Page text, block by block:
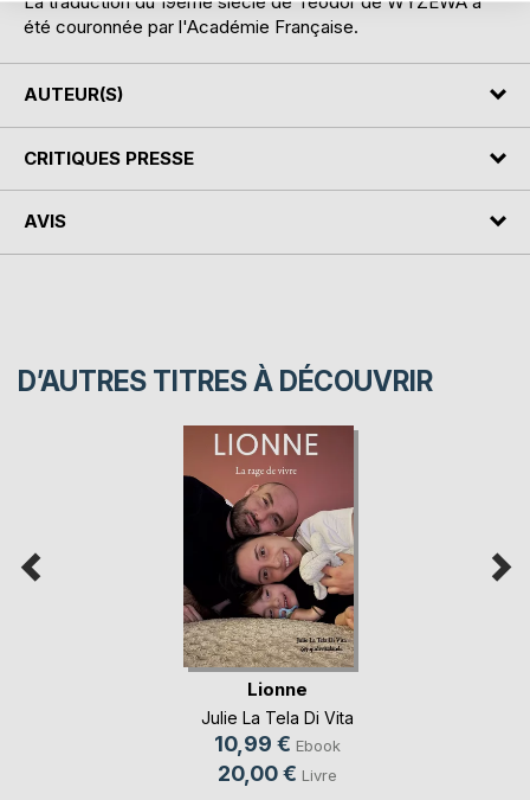
été couronnée par l'Académie Française.
AUTEUR(S)
CRITIQUES PRESSE
AVIS
D’AUTRES TITRES À DÉCOUVRIR
Lionne
Julie La Tela Di Vita
10,99 € Ebook
20,00 € Livre